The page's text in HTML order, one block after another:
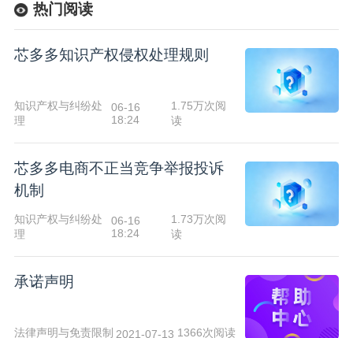
热门阅读
芯多多知识产权侵权处理规则
知识产权与纠纷处
理
06-16
18:24
1.75万次阅
读
芯多多电商不正当竞争举报投诉
机制
知识产权与纠纷处
理
06-16
18:24
1.73万次阅
读
承诺声明
法律声明与免责限制 2021-07-13 1366次阅读